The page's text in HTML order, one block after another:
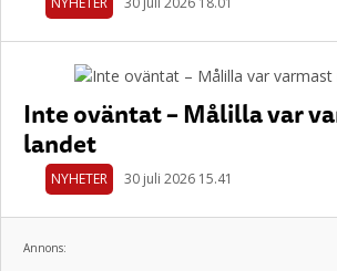
Inte oväntat – Målilla var
landet
NYHETER 30 juli 2026 15.41
Annons: